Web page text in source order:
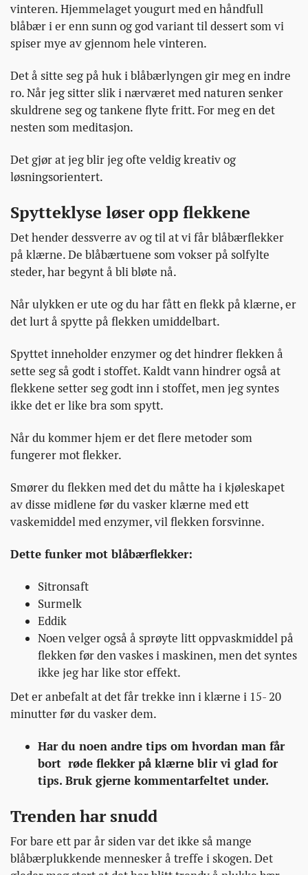
vinteren. Hjemmelaget yougurt med en håndfull
blåbær i er enn sunn og god variant til dessert som vi
spiser mye av gjennom hele vinteren.
Det å sitte seg på huk i blåbærlyngen gir meg en indre
ro. Når jeg sitter slik i nærværet med naturen senker
skuldrene seg og tankene flyte fritt. For meg en det
nesten som meditasjon.
Det gjør at jeg blir jeg ofte veldig kreativ og
løsningsorientert.
Spytteklyse løser opp flekkene
Det hender dessverre av og til at vi får blåbærflekker
på klærne. De blåbærtuene som vokser på solfylte
steder, har begynt å bli bløte nå.
Når ulykken er ute og du har fått en flekk på klærne, er
det lurt å spytte på flekken umiddelbart.
Spyttet inneholder enzymer og det hindrer flekken å
sette seg så godt i stoffet. Kaldt vann hindrer også at
flekkene setter seg godt inn i stoffet, men jeg syntes
ikke det er like bra som spytt.
Når du kommer hjem er det flere metoder som
fungerer mot flekker.
Smører du flekken med det du måtte ha i kjøleskapet
av disse midlene før du vasker klærne med ett
vaskemiddel med enzymer, vil flekken forsvinne.
Dette funker mot blåbærflekker:
Sitronsaft
Surmelk
Eddik
Noen velger også å sprøyte litt oppvaskmiddel på
flekken før den vaskes i maskinen, men det syntes
ikke jeg har like stor effekt.
Det er anbefalt at det får trekke inn i klærne i 15- 20
minutter før du vasker dem.
Har du noen andre tips om hvordan man får
bort røde flekker på klærne blir vi glad for
tips. Bruk gjerne kommentarfeltet under.
Trenden har snudd
For bare ett par år siden var det ikke så mange
blåbærplukkende mennesker å treffe i skogen. Det